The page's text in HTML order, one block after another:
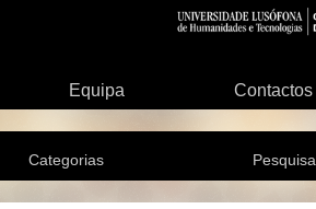
Equipa Contactos
Categorias Pesquisa